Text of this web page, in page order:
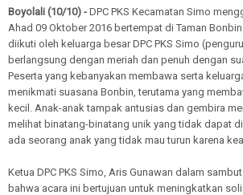
Boyolali (10/10) - DPC PKS Kecamatan Simo
Ahad 09 Oktober 2016 bertempat di Taman
diikuti oleh keluarga besar DPC PKS Simo
berlangsung dengan meriah dan penuh dengan
Peserta yang kebanyakan membawa serta
menikmati suasana Bonbin, terutama yang
kecil. Anak-anak tampak antusias dan gembira
melihat binatang-binatang unik yang tidak dapat
ada seorang anak yang tidak mau turun karena
Ketua DPC PKS Simo, Aris Gunawan dalam
bahwa acara ini bertujuan untuk meningkatkan